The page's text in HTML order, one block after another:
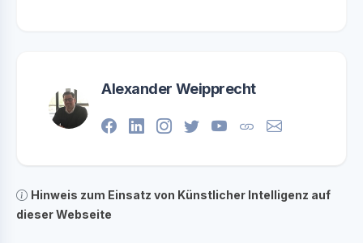
Alexander Weipprecht
Hinweis zum Einsatz von Künstlicher Intelligenz auf
dieser Webseite